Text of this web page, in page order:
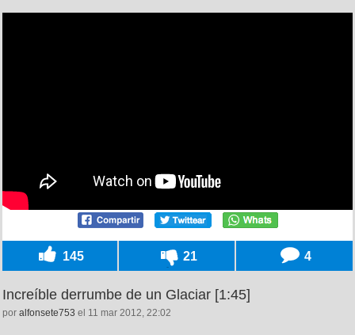
145 21 4
Increíble derrumbe de un Glaciar [1:45]
por alfonsete753 el 11 mar 2012, 22:02